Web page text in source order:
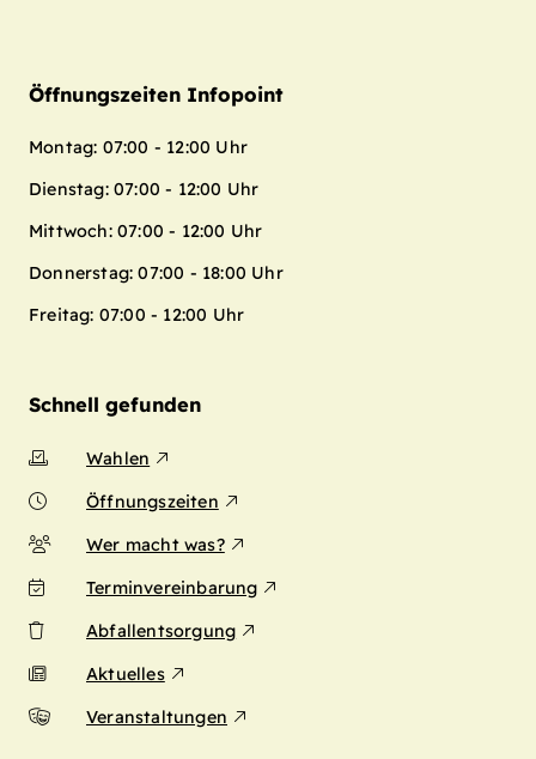
Öffnungszeiten Infopoint
Montag: 07:00 - 12:00 Uhr
Dienstag: 07:00 - 12:00 Uhr
Mittwoch: 07:00 - 12:00 Uhr
Donnerstag: 07:00 - 18:00 Uhr
Freitag: 07:00 - 12:00 Uhr
Schnell gefunden
Wahlen
Öffnungszeiten
Wer macht was?
Terminvereinbarung
Abfallentsorgung
Aktuelles
Veranstaltungen